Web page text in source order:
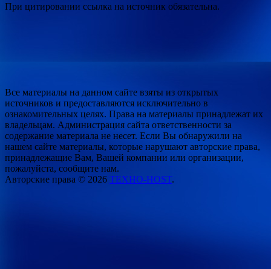
При цитировании ссылка на источник обязательна.
Все материалы на данном сайте взяты из открытых
источников и предоставляются исключительно в
ознакомительных целях. Права на материалы принадлежат их
владельцам. Администрация сайта ответственности за
содержание материала не несет. Если Вы обнаружили на
нашем сайте материалы, которые нарушают авторские права,
принадлежащие Вам, Вашей компании или организации,
пожалуйста, сообщите нам.
Авторские права © 2026 ТЕХНО-HOST.